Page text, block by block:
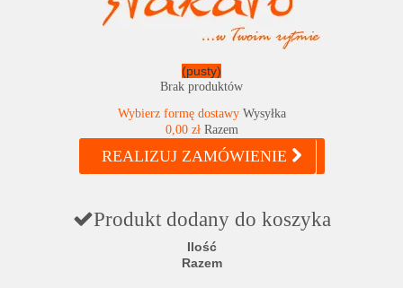
(pusty)
Brak produktów
Wybierz formę dostawy Wysyłka
0,00 zł Razem
REALIZUJ ZAMÓWIENIE
Produkt dodany do koszyka
Ilość
Razem